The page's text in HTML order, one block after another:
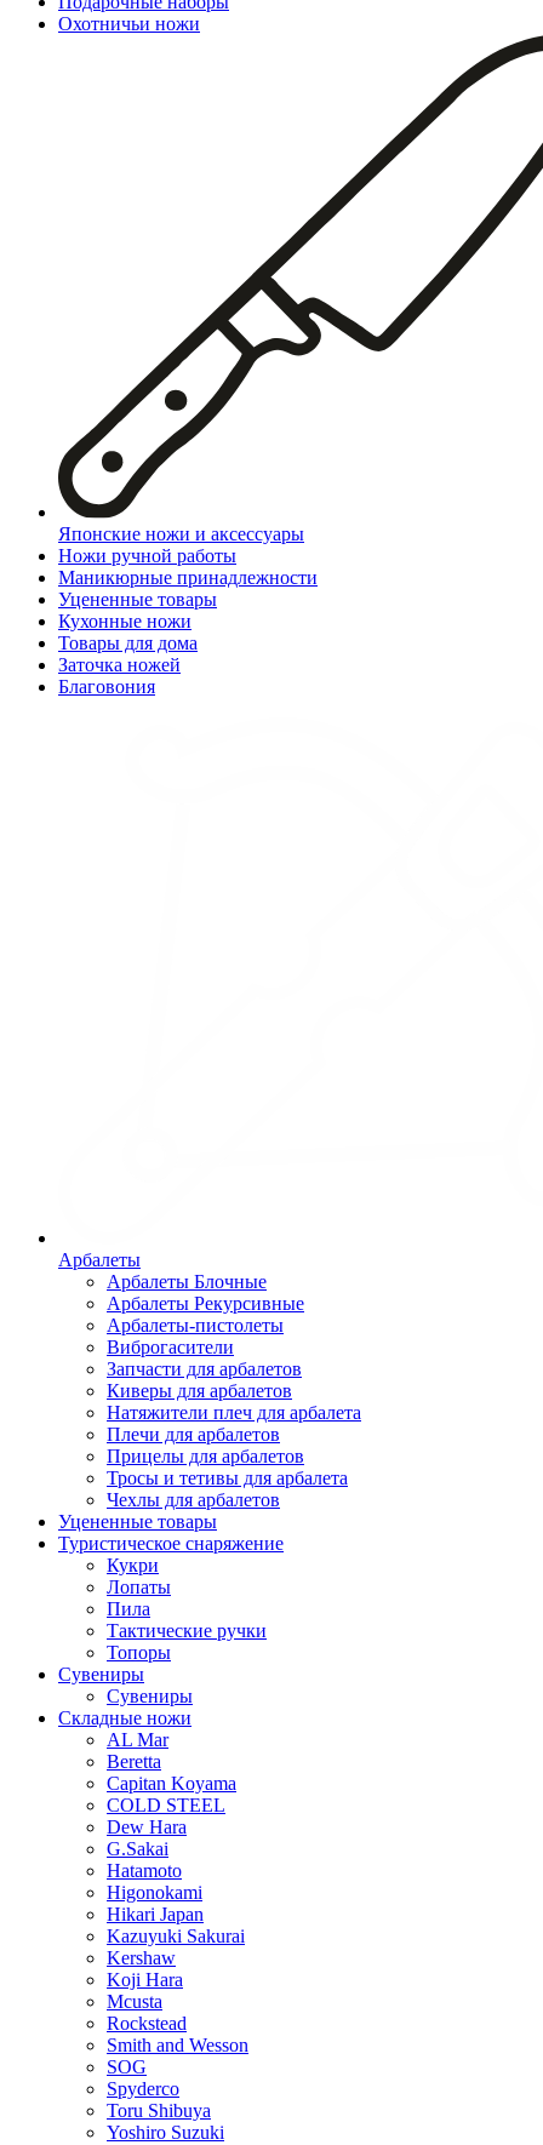
Охотничьи ножи
Японские ножи и аксессуары
Ножи ручной работы
Маникюрные принадлежности
Уцененные товары
Кухонные ножи
Товары для дома
Заточка ножей
Благовония
Арбалеты
Арбалеты Блочные
Арбалеты Рекурсивные
Арбалеты-пистолеты
Виброгасители
Запчасти для арбалетов
Киверы для арбалетов
Натяжители плеч для арбалета
Плечи для арбалетов
Прицелы для арбалетов
Тросы и тетивы для арбалета
Чехлы для арбалетов
Уцененные товары
Туристическое снаряжение
Кукри
Лопаты
Пила
Тактические ручки
Топоры
Сувениры
Сувениры
Складные ножи
AL Mar
Beretta
Capitan Koyama
COLD STEEL
Dew Hara
G.Sakai
Hatamoto
Higonokami
Hikari Japan
Kazuyuki Sakurai
Kershaw
Koji Hara
Mcusta
Rockstead
Smith and Wesson
SOG
Spyderco
Toru Shibuya
Yoshiro Suzuki